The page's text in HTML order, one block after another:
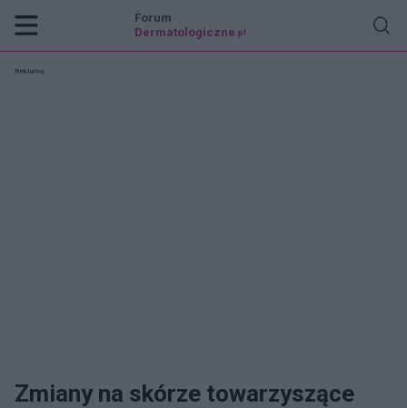
Forum
Dermatologiczne .pl
Reklama:
Zmiany na skórze towarzyszące